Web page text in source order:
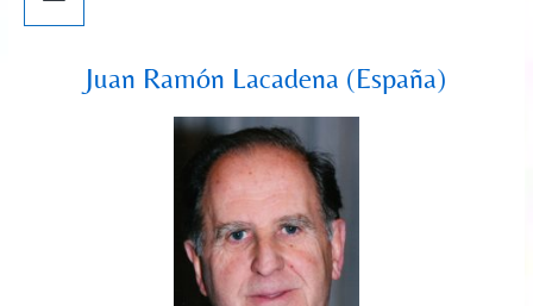
Juan Ramón Lacadena (España)